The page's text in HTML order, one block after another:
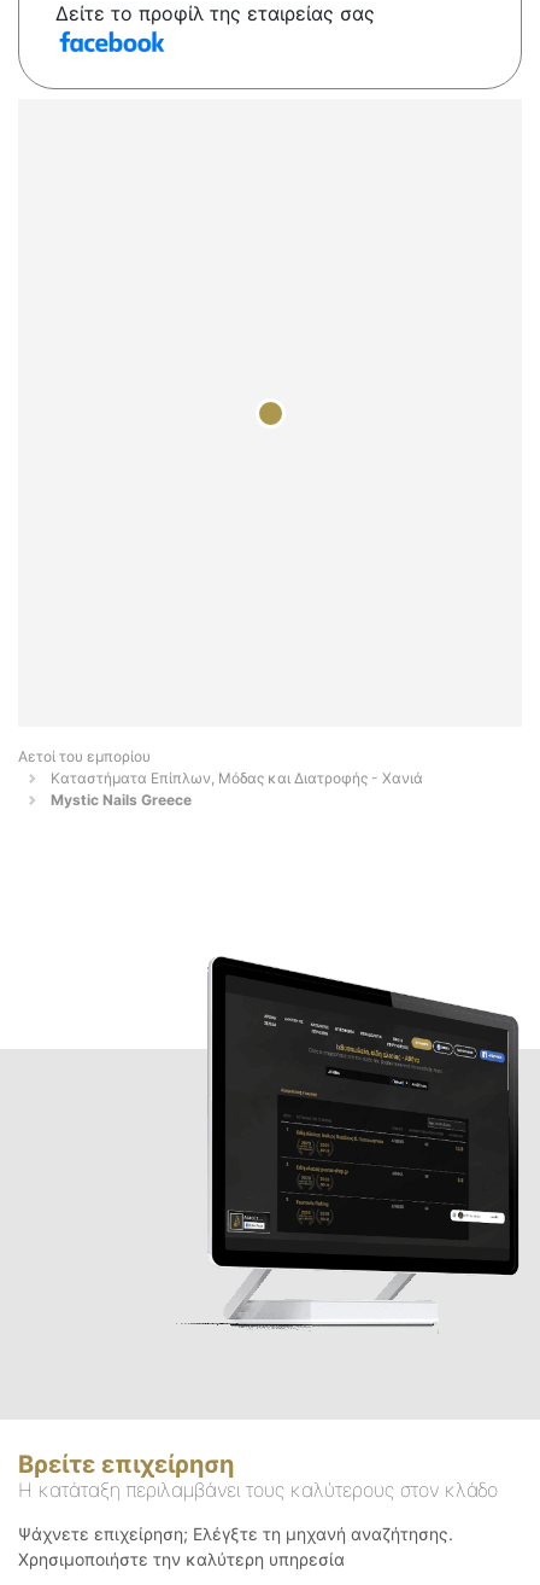
Δείτε το προφίλ της εταιρείας σας
Αετοί του εμπορίου
Καταστήματα Επίπλων, Μόδας και Διατροφής - Χανιά
Mystic Nails Greece
Βρείτε επιχείρηση
Η κατάταξη περιλαμβάνει τους καλύτερους στον κλάδο
Ψάχνετε επιχείρηση; Ελέγξτε τη μηχανή αναζήτησης.
Χρησιμοποιήστε την καλύτερη υπηρεσία